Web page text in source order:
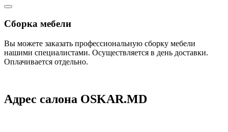
Сборка мебели
Вы можете заказать профессиональную сборку мебели
нашими специалистами. Осуществляется в день доставки.
Оплачивается отдельно.
Адрес салона OSKAR.MD